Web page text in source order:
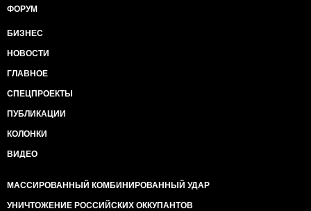
ФОРУМ
БИЗНЕС
НОВОСТИ
ГЛАВНОЕ
СПЕЦПРОЕКТЫ
ПУБЛИКАЦИИ
КОЛОНКИ
ВИДЕО
МАССИРОВАННЫЙ КОМБИНИРОВАННЫЙ УДАР
УНИЧТОЖЕНИЕ РОССИЙСКИХ ОККУПАНТОВ